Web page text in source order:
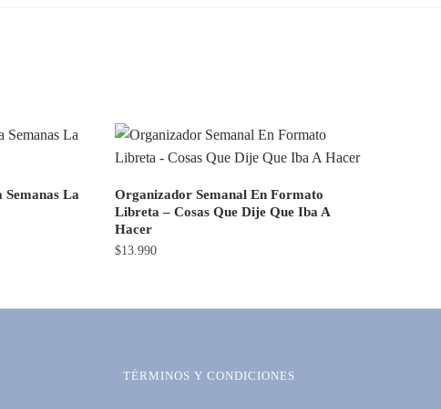
La
Organizador Semanal En Formato
Libreta – Cosas Que Dije Que Iba A
Hacer
$13.990
TÉRMINOS Y CONDICIONES